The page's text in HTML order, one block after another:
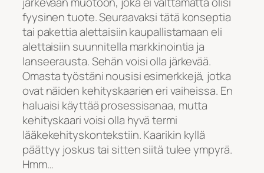
fyysinen tuote. Seuraavaksi tätä konseptia
tai pakettia alettaisiin kaupallistamaan eli
alettaisiin suunnitella markkinointia ja
lanseerausta. Sehän voisi olla järkevää.
Omasta työstäni nousisi esimerkkejä, jotka
ovat näiden kehityskaarien eri vaiheissa. En
haluaisi käyttää prosessisanaa, mutta
kehityskaari voisi olla hyvä termi
lääkekehityskontekstiin. Kaarikin kyllä
päättyy joskus tai sitten siitä tulee ympyrä.
Hmm…